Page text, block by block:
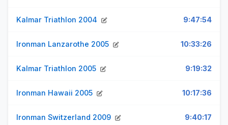
Kalmar Triathlon 2004 9:47:54
Ironman Lanzarothe 2005 10:33:26
Kalmar Triathlon 2005 9:19:32
Ironman Hawaii 2005 10:17:36
Ironman Switzerland 2009 9:40:17